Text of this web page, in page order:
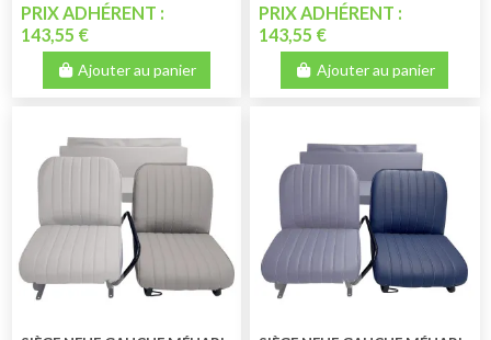
PRIX ADHÉRENT :
143,55 €
Ajouter au panier
PRIX ADHÉRENT :
143,55 €
Ajouter au panier